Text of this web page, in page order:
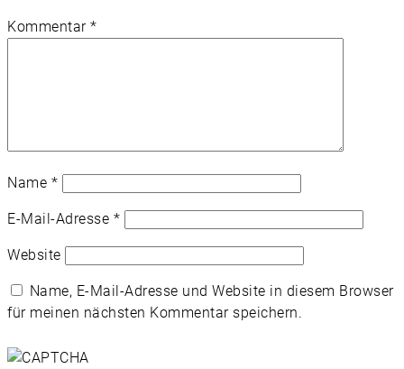
Kommentar *
Name *
E-Mail-Adresse *
Website
Name, E-Mail-Adresse und Website in diesem Browser
für meinen nächsten Kommentar speichern.